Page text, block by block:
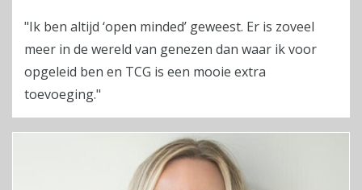
"Ik ben altijd ‘open minded’ geweest. Er is zoveel
meer in de wereld van genezen dan waar ik voor
opgeleid ben en TCG is een mooie extra
toevoeging."